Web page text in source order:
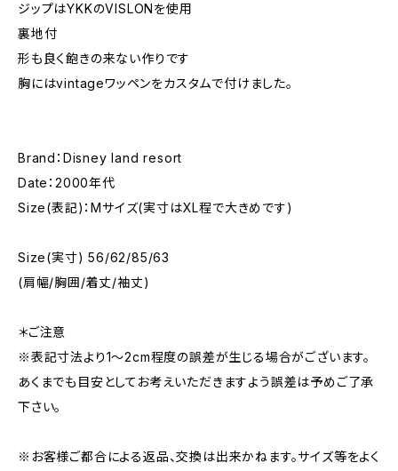
ジップはYKKのVISLONを使用
裏地付
形も良く飽きの来ない作りです
胸にはvintageワッペンをカスタムで付けました。
Brand：Disney land resort
Date：2000年代
Size(表記)：Mサイズ(実寸はXL程で大きめです)
Size(実寸) 56/62/85/63
(肩幅/胸囲/着丈/袖丈)
＊ご注意
※表記寸法より1～2cm程度の誤差が生じる場合がございます。
あくまでも目安としてお考えいただきますよう誤差は予めご了承
下さい。
※お客様ご都合による返品、交換は出来かねます。サイズ等をよく